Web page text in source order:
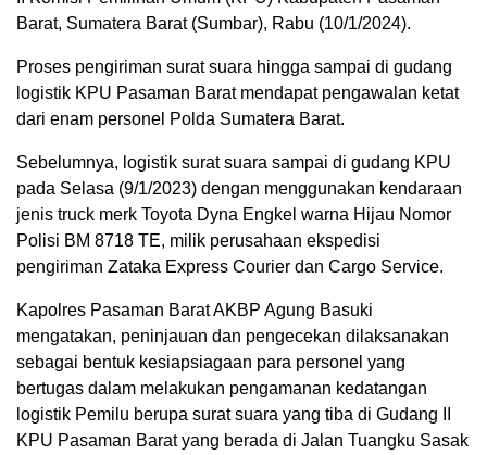
Barat, Sumatera Barat (Sumbar), Rabu (10/1/2024).
Proses pengiriman surat suara hingga sampai di gudang
logistik KPU Pasaman Barat mendapat pengawalan ketat
dari enam personel Polda Sumatera Barat.
Sebelumnya, logistik surat suara sampai di gudang KPU
pada Selasa (9/1/2023) dengan menggunakan kendaraan
jenis truck merk Toyota Dyna Engkel warna Hijau Nomor
Polisi BM 8718 TE, milik perusahaan ekspedisi
pengiriman Zataka Express Courier dan Cargo Service.
Kapolres Pasaman Barat AKBP Agung Basuki
mengatakan, peninjauan dan pengecekan dilaksanakan
sebagai bentuk kesiapsiagaan para personel yang
bertugas dalam melakukan pengamanan kedatangan
logistik Pemilu berupa surat suara yang tiba di Gudang II
KPU Pasaman Barat yang berada di Jalan Tuangku Sasak